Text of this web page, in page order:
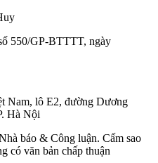
550/GP-BTTTT, ngày
Nam, lô E2, đường Dương
Hà Nội
báo & Công luận. Cấm sao
có văn bản chấp thuận